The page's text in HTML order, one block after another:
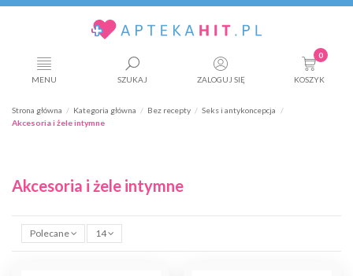
MENU SZUKAJ ZALOGUJ SIĘ
0
KOSZYK
Strona główna Kategoria główna Bez recepty
Seks i antykoncepcja
Akcesoria i żele intymne
Akcesoria i żele intymne
Polecane 14